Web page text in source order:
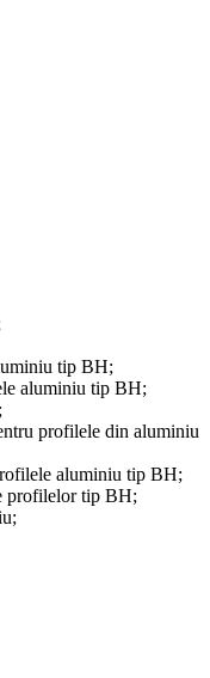
tip BH;
aluminiu tip BH;
profilele din aluminiu
aluminiu tip BH;
profilelor tip BH;